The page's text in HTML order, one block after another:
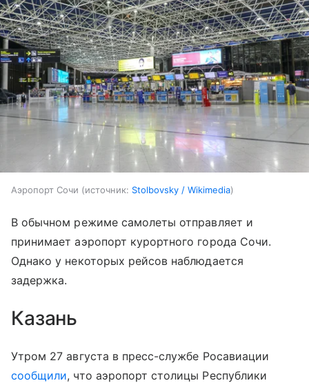
Аэропорт Сочи источник: Stolbovsky / Wikimedia
В обычном режиме самолеты отправляет и
принимает аэропорт курортного города Сочи.
Однако у некоторых рейсов наблюдается
задержка.
Казань
Утром 27 августа в пресс-службе Росавиации
сообщили, что аэропорт столицы Республики